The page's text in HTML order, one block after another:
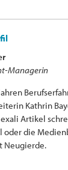
Managerin
Kathrin
Artikel
oder die
Neugierde.